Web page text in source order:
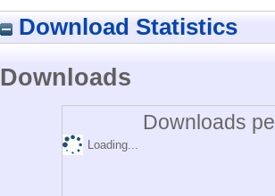
Download Statistics
Downloads
Downloads
Loading...